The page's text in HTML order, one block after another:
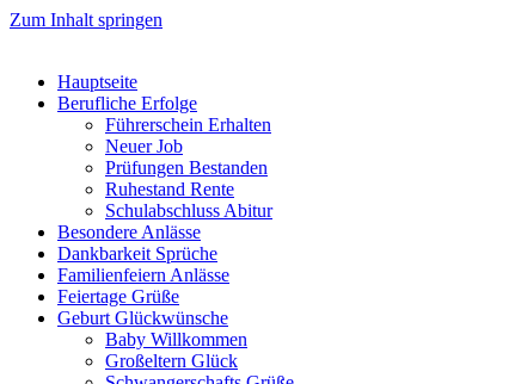
Zum Inhalt springen
Hauptseite
Berufliche Erfolge
Führerschein Erhalten
Neuer Job
Prüfungen Bestanden
Ruhestand Rente
Schulabschluss Abitur
Besondere Anlässe
Dankbarkeit Sprüche
Familienfeiern Anlässe
Feiertage Grüße
Geburt Glückwünsche
Baby Willkommen
Großeltern Glück